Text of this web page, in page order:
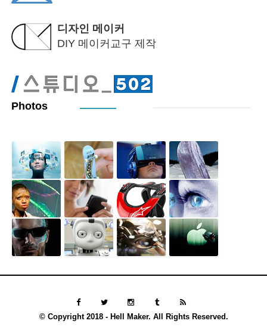
디자인 메이커
DIY 메이커교구 제작
Photos
© Copyright 2018 - Hell Maker. All Rights Reserved.